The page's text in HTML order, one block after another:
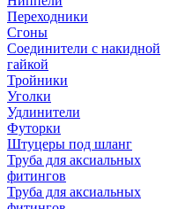
Переходники
Сгоны
Соединители с накидной
гайкой
Тройники
Уголки
Удлинители
Футорки
Штуцеры под шланг
Труба для аксиальных
фитингов
Труба для аксиальных